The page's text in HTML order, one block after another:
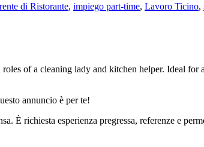
di Ristorante, impiego part-time, Lavoro Ticino,
annuncio è per te!
È richiesta esperienza pregressa, referenze e